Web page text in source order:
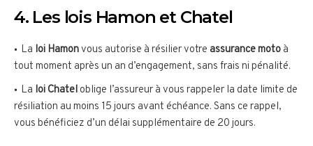
4. Les lois Hamon et Chatel
La loi Hamonvous autorise à résilier votre assurance moto à
tout moment après un an d’engagement, sans frais ni pénalité.
La loi Chatel oblige l’assureur à vous rappeler la date limite de
résiliation au moins 15 jours avant échéance. Sans ce rappel,
vous bénéficiez d’un délai supplémentaire de 20 jours.